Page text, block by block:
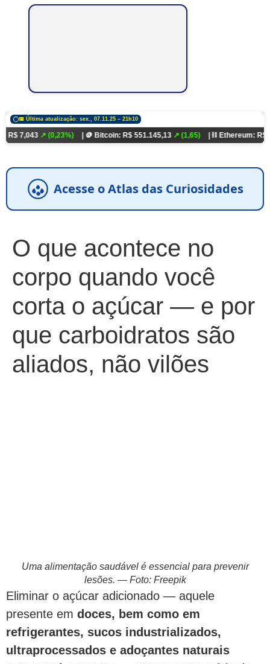
📅 Última atualização: sex., 07.11.25 – 21h10
↗ (0,23%) | 🪙 Bitcoin: R$ 551.145,13↗ (1,65) | ⛓️ Ethereum: R$ 18.321,93
Acesse o Atlas das Curiosidades
O que acontece no
corpo quando você
corta o açúcar — e por
que carboidratos são
aliados, não vilões
Uma alimentação saudável é essencial para prevenir
lesões. — Foto: Freepik
Eliminar o açúcar adicionado — aquele
presente em doces, bem como em
refrigerantes, sucos industrializados,
ultraprocessados e adoçantes naturais